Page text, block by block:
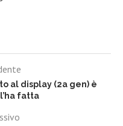
al display (2a gen) è
fatta